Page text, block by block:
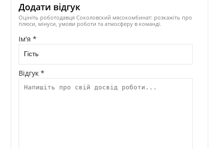
Додати відгук
Оцініть роботодавця Соколовский мясокомбинат: розкажіть про
плюси, мінуси, умови роботи та атмосферу в команді.
Ім'я *
Відгук *